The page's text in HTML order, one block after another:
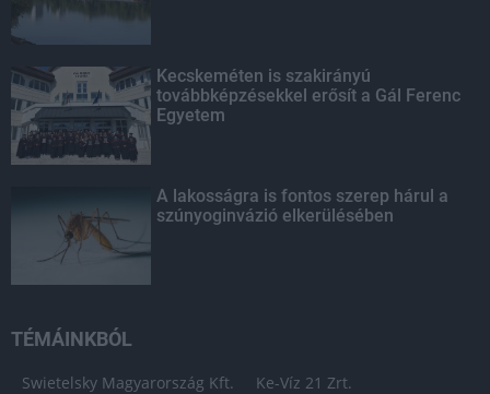
Kecskeméten is szakirányú
továbbképzésekkel erősít a Gál Ferenc
Egyetem
A lakosságra is fontos szerep hárul a
szúnyoginvázió elkerülésében
TÉMÁINKBÓL
Swietelsky Magyarország Kft. Ke-Víz 21 Zrt.